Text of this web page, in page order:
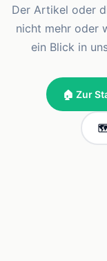
Der Artikel oder
nicht mehr oder
ein Blick in
🏠 Zur
🗺️